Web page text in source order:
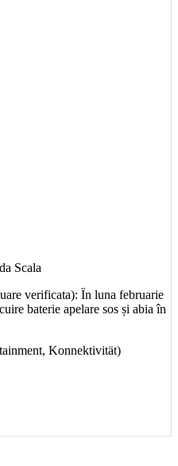
Scala
verificata): În luna februarie
baterie apelare sos și abia în
Konnektivität)